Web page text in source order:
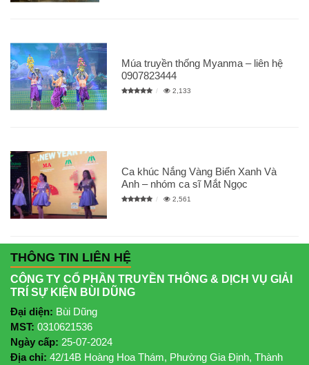
Múa truyền thống Myanma – liên hệ
0907823444
2,133
Ca khúc Nắng Vàng Biển Xanh Và
Anh – nhóm ca sĩ Mắt Ngọc
2,561
THÔNG TIN LIÊN HỆ
CÔNG TY CỔ PHẦN TRUYỀN THÔNG & DỊCH VỤ GIẢI
TRÍ SỰ KIỆN BÙI DŨNG
Đại diện: Bùi Dũng
MST: 0310621536
Ngày cấp: 25-07-2024
Địa chỉ: 42/14B Hoàng Hoa Thám, Phường Gia Định, Thành